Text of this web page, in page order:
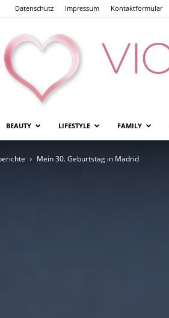
Datenschutz Impressum Kontaktformular
BEAUTY LIFESTYLE FAMILY
Mein 30. Geburtstag in Madrid